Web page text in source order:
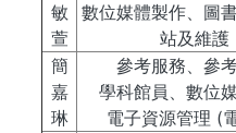
敏
萱
數位媒體製作、圖
站及維護
簡
嘉
琳
參考服務、參
學科館員、數位
電子資源管理 (